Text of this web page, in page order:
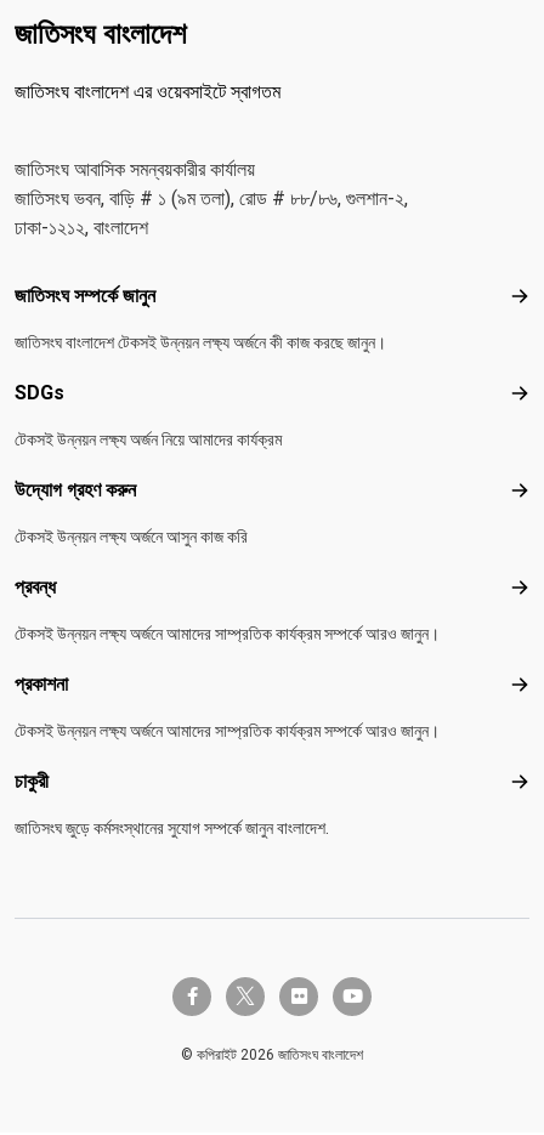
জাতিসংঘ বাংলাদেশ
জাতিসংঘ বাংলাদেশ এর ওয়েবসাইটে স্বাগতম
জাতিসংঘ আবাসিক সমন্বয়কারীর কার্যালয়
জাতিসংঘ ভবন, বাড়ি # ১ (৯ম তলা), রোড # ৮৮/৮৬, গুলশান-২,
ঢাকা-১২১২, বাংলাদেশ
Footer menu
জাতিসংঘ সম্পর্কে জানুন
জাতিসংঘ বাংলাদেশ টেকসই উন্নয়ন লক্ষ্য অর্জনে কী কাজ করছে জানুন।
SDGs
টেকসই উন্নয়ন লক্ষ্য অর্জন নিয়ে আমাদের কার্যক্রম
উদ্যোগ গ্রহণ করুন
টেকসই উন্নয়ন লক্ষ্য অর্জনে আসুন কাজ করি
প্রবন্ধ
টেকসই উন্নয়ন লক্ষ্য অর্জনে আমাদের সাম্প্রতিক কার্যক্রম সম্পর্কে আরও জানুন।
প্রকাশনা
টেকসই উন্নয়ন লক্ষ্য অর্জনে আমাদের সাম্প্রতিক কার্যক্রম সম্পর্কে আরও জানুন।
চাকুরী চাকুরী
জাতিসংঘ জুড়ে কর্মসংস্থানের সুযোগ সম্পর্কে জানুন বাংলাদেশ.
facebook-ftwitter-x flickr youtube
© কপিরাইট 2026 জাতিসংঘ বাংলাদেশ